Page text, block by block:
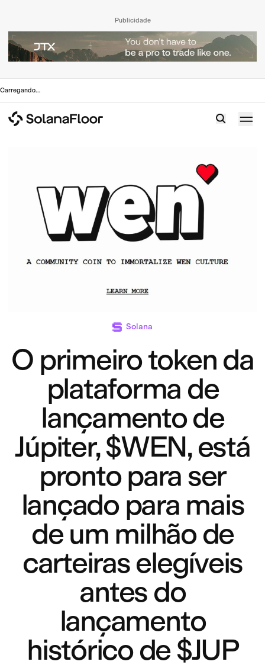
Publicidade
Carregando...
Solana
O primeiro token da
plataforma de
lançamento de
Júpiter, $WEN, está
pronto para ser
lançado para mais
de um milhão de
carteiras elegíveis
antes do
lançamento
histórico de $JUP